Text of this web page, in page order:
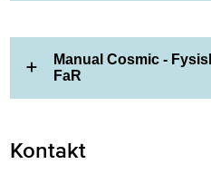
Manual Cosmic - Fysisk aktivitet på recept,
FaR
Kontakt